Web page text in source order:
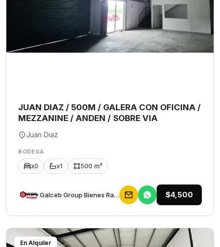
JUAN DIAZ / 500M / GALERA CON OFICINA /
MEZZANINE / ANDEN / SOBRE VIA
Juan Diaz
BODEGA
x0 x1 500 m²
Galceb Group Bienes Raices $4,500
En Alquiler